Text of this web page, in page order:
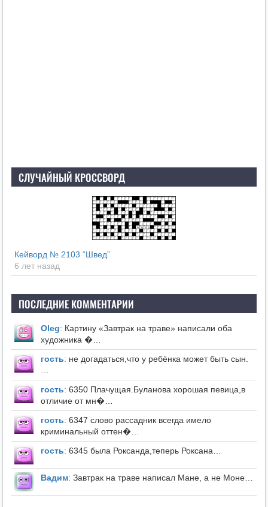
СЛУЧАЙНЫЙ КРОССВОРД
Кейворд № 2103 “Швед”
6 лет назад
ПОСЛЕДНИЕ КОММЕНТАРИИ
Оleg: Картину «Завтрак на траве» написали оба
художника �…
гость: не догадаться,что у ребёнка может быть сын.
…
гость: 6350 Плачущая.Буланова хорошая певица,в
отличие от мн�…
гость: 6347 слово рассадник всегда имело
криминальный оттен�…
гость: 6345 была Роксанда,теперь Роксана…
Вадим: Завтрак на траве написал Мане, а не Моне…